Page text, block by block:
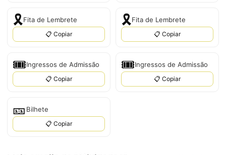
🎗️Fita de Lembrete
📋 Copiar
🎗Fita de Lembrete
📋 Copiar
🎟️Ingressos de Admissão
📋 Copiar
🎟Ingressos de Admissão
📋 Copiar
🎫 Bilhete
📋 Copiar